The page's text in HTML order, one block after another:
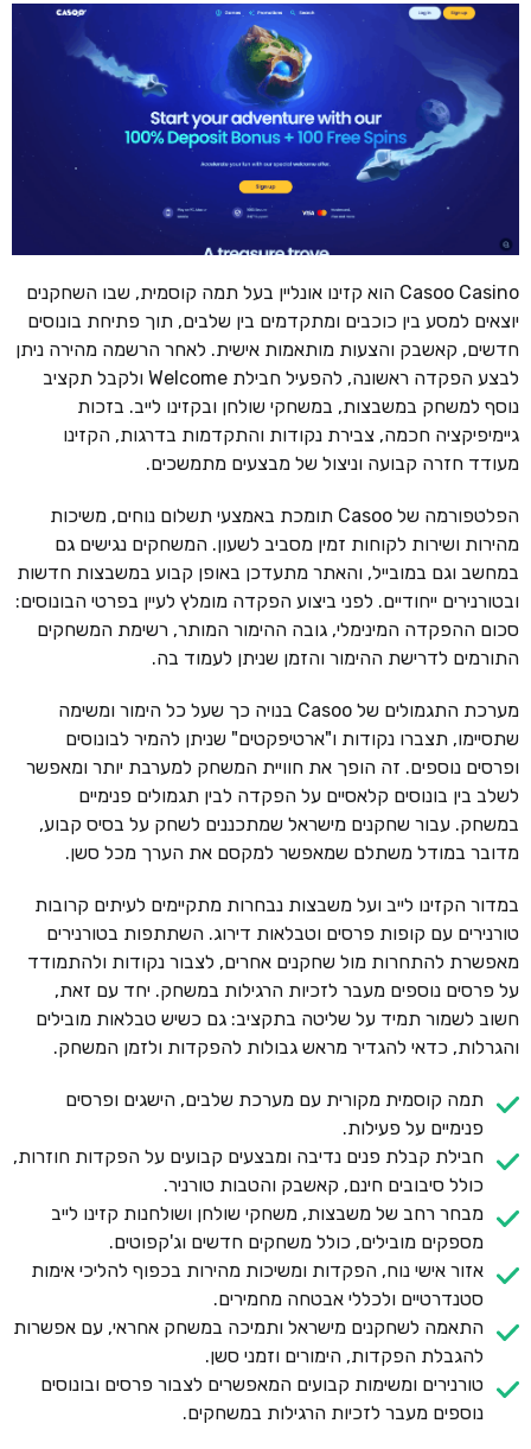
Casoo Casino הוא קזינו אונליין בעל תמה קוסמית, שבו השחקנים
יוצאים למסע בין כוכבים ומתקדמים בין שלבים, תוך פתיחת בונוסים
חדשים, קאשבק והצעות מותאמות אישית. לאחר הרשמה מהירה ניתן
לבצע הפקדה ראשונה, להפעיל חבילת Welcome ולקבל תקציב
נוסף למשחק במשבצות, במשחקי שולחן ובקזינו לייב. בזכות
גיימיפיקציה חכמה, צבירת נקודות והתקדמות בדרגות, הקזינו
מעודד חזרה קבועה וניצול של מבצעים מתמשכים.
הפלטפורמה של Casoo תומכת באמצעי תשלום נוחים, משיכות
מהירות ושירות לקוחות זמין מסביב לשעון. המשחקים נגישים גם
במחשב וגם במובייל, והאתר מתעדכן באופן קבוע במשבצות חדשות
ובטורנירים ייחודיים. לפני ביצוע הפקדה מומלץ לעיין בפרטי הבונוסים:
סכום ההפקדה המינימלי, גובה ההימור המותר, רשימת המשחקים
התורמים לדרישת ההימור והזמן שניתן לעמוד בה.
מערכת התגמולים של Casoo בנויה כך שעל כל הימור ומשימה
שתסיימו, תצברו נקודות ו"ארטיפקטים" שניתן להמיר לבונוסים
ופרסים נוספים. זה הופך את חוויית המשחק למערבת יותר ומאפשר
לשלב בין בונוסים קלאסיים על הפקדה לבין תגמולים פנימיים
במשחק. עבור שחקנים מישראל שמתכננים לשחק על בסיס קבוע,
מדובר במודל משתלם שמאפשר למקסם את הערך מכל סשן.
במדור הקזינו לייב ועל משבצות נבחרות מתקיימים לעיתים קרובות
טורנירים עם קופות פרסים וטבלאות דירוג. השתתפות בטורנירים
מאפשרת להתחרות מול שחקנים אחרים, לצבור נקודות ולהתמודד
על פרסים נוספים מעבר לזכיות הרגילות במשחק. יחד עם זאת,
חשוב לשמור תמיד על שליטה בתקציב: גם כשיש טבלאות מובילים
והגרלות, כדאי להגדיר מראש גבולות להפקדות ולזמן המשחק.
תמה קוסמית מקורית עם מערכת שלבים, הישגים ופרסים
פנימיים על פעילות.
חבילת קבלת פנים נדיבה ומבצעים קבועים על הפקדות חוזרות,
כולל סיבובים חינם, קאשבק והטבות טורניר.
מבחר רחב של משבצות, משחקי שולחן ושולחנות קזינו לייב
מספקים מובילים, כולל משחקים חדשים וג'קפוטים.
אזור אישי נוח, הפקדות ומשיכות מהירות בכפוף להליכי אימות
סטנדרטיים ולכללי אבטחה מחמירים.
התאמה לשחקנים מישראל ותמיכה במשחק אחראי, עם אפשרות
להגבלת הפקדות, הימורים וזמני סשן.
טורנירים ומשימות קבועים המאפשרים לצבור פרסים ובונוסים
נוספים מעבר לזכיות הרגילות במשחקים.